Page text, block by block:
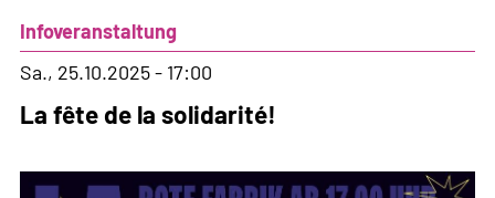
10-
Millionen
Initiative
Infoveranstaltung
Sa., 25.10.2025 - 17:00
La fête de la solidarité!